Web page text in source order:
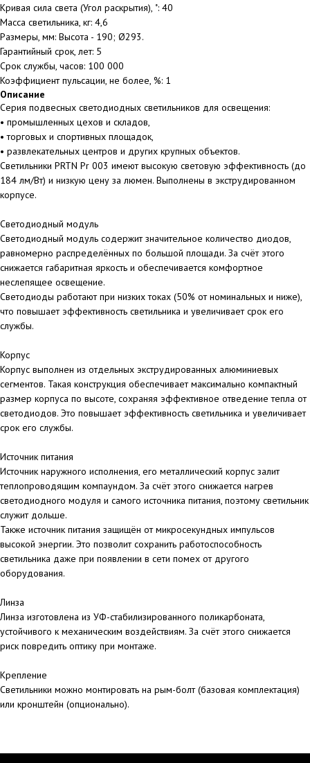
Кривая сила света (Угол раскрытия), ˚: 40
Масса светильника, кг: 4,6
Размеры, мм: Высота - 190; Ø293.
Гарантийный срок, лет: 5
Срок службы, часов: 100 000
Коэффициент пульсации, не более, %: 1
Описание
Серия подвесных светодиодных светильников для освещения:
• промышленных цехов и складов,
• торговых и спортивных площадок,
• развлекательных центров и других крупных объектов.
Светильники PRTN Pr 003 имеют высокую световую эффективность (до
184 лм/Вт) и низкую цену за люмен. Выполнены в экструдированном
корпусе.
Светодиодный модуль
Светодиодный модуль содержит значительное количество диодов,
равномерно распределённых по большой площади. За счёт этого
снижается габаритная яркость и обеспечивается комфортное
неслепящее освещение.
Светодиоды работают при низких токах (50% от номинальных и ниже),
что повышает эффективность светильника и увеличивает срок его
службы.
Корпус
Корпус выполнен из отдельных экструдированных алюминиевых
сегментов. Такая конструкция обеспечивает максимально компактный
размер корпуса по высоте, сохраняя эффективное отведение тепла от
светодиодов. Это повышает эффективность светильника и увеличивает
срок его службы.
Источник питания
Источник наружного исполнения, его металлический корпус залит
теплопроводящим компаундом. За счёт этого снижается нагрев
светодиодного модуля и самого источника питания, поэтому светильник
служит дольше.
Также источник питания защищён от микросекундных импульсов
высокой энергии. Это позволит сохранить работоспособность
светильника даже при появлении в сети помех от другого
оборудования.
Линза
Линза изготовлена из УФ-стабилизированного поликарбоната,
устойчивого к механическим воздействиям. За счёт этого снижается
риск повредить оптику при монтаже.
Крепление
Светильники можно монтировать на рым-болт (базовая комплектация)
или кронштейн (опционально).